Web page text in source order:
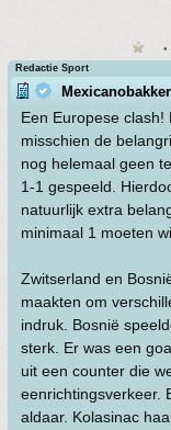
Redactie Sport
Mexicanobakker
Een Europese
misschien de
nog helemaal geen
1-1 gespeeld.
natuurlijk extra
minimaal 1 moeten
Zwitserland en
maakten om
indruk. Bosnië
sterk. Er was een
uit een counter die
eenrichtingsverkeer.
aldaar. Kolasinac